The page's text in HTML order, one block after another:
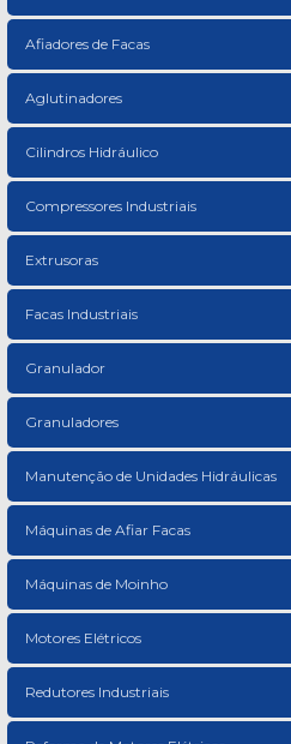
Afiadores de Facas
Aglutinadores
Cilindros Hidráulico
Compressores Industriais
Extrusoras
Facas Industriais
Granulador
Granuladores
Manutenção de Unidades Hidráulicas
Máquinas de Afiar Facas
Máquinas de Moinho
Motores Elétricos
Redutores Industriais